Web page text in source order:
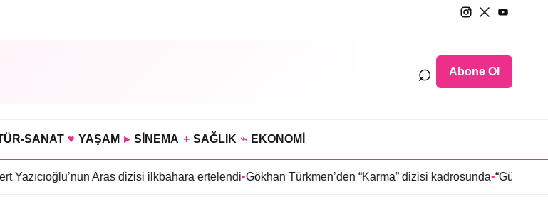
⌕ Abone Ol
SANAT ♥ YAŞAM ▸ SİNEMA + SAĞLIK ⌁ EKONOMİ
Yazıcıoğlu’nun Aras dizisi ilkbahara ertelendi•Gökhan Türkmen’den “Karma” dizisi kadrosunda•“Güldür